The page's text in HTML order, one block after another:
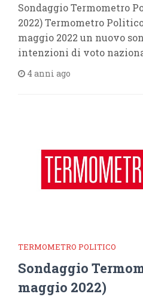
Sondaggio Termometro
2022) Termometro
maggio 2022 un nuovo
intenzioni di voto
4 anni ago
TERMOMETRO POLITICO
Sondaggio
maggio 2022)